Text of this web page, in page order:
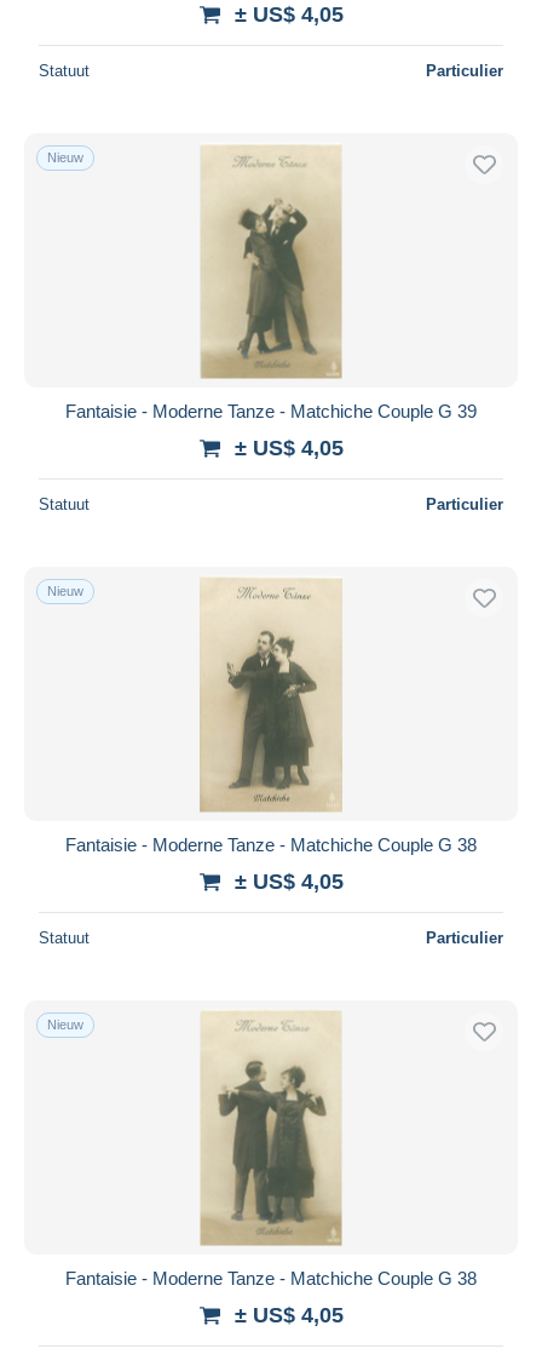
Woonplaats van de verkoper
Toepassen
± US$ 4,05
Statuut Particulier
Nieuw
Fantaisie - Moderne Tanze - Matchiche Couple G 39
± US$ 4,05
Statuut Particulier
Nieuw
Fantaisie - Moderne Tanze - Matchiche Couple G 38
± US$ 4,05
Statuut Particulier
Nieuw
Fantaisie - Moderne Tanze - Matchiche Couple G 38
± US$ 4,05